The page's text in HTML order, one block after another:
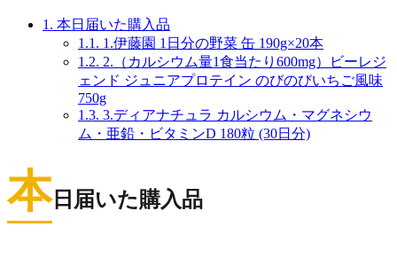
1. 本日届いた購入品
1.1. 1.伊藤園 1日分の野菜 缶 190g×20本
1.2. 2.（カルシウム量1食当たり600mg）ビーレジ
ェンド ジュニアプロテイン のびのびいちご風味
750g
1.3. 3.ディアナチュラ カルシウム・マグネシウ
ム・亜鉛・ビタミンD 180粒 (30日分)
本日届いた購入品